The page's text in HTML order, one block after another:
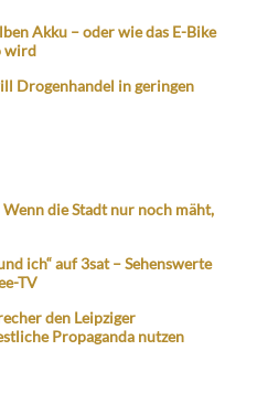
Akku – oder wie das E-Bike
wird
Drogenhandel in geringen
die Stadt nur noch mäht,
ich“ auf 3sat – Sehenswerte
TV
den Leipziger
Propaganda nutzen